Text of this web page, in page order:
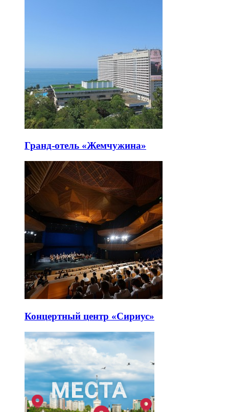
Гранд-отель «Жемчужина»
Концертный центр «Сириус»